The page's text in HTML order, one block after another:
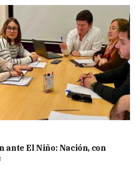
ante El Niño: Nación, con